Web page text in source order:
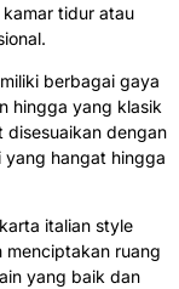
tidur atau
berbagai gaya
hingga yang klasik
disesuaikan dengan
yang hangat hingga
italian style
menciptakan ruang
yang baik dan